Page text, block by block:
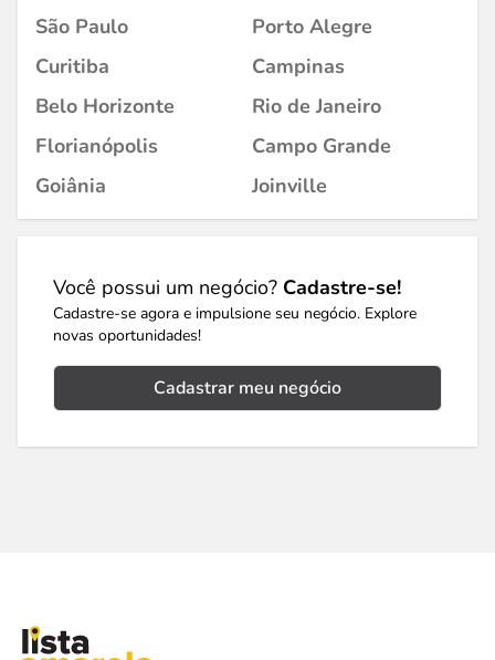
São Paulo
Porto Alegre
Curitiba
Campinas
Belo Horizonte
Rio de Janeiro
Florianópolis
Campo Grande
Goiânia
Joinville
Você possui um negócio? Cadastre-se!
Cadastre-se agora e impulsione seu negócio. Explore
novas oportunidades!
Cadastrar meu negócio